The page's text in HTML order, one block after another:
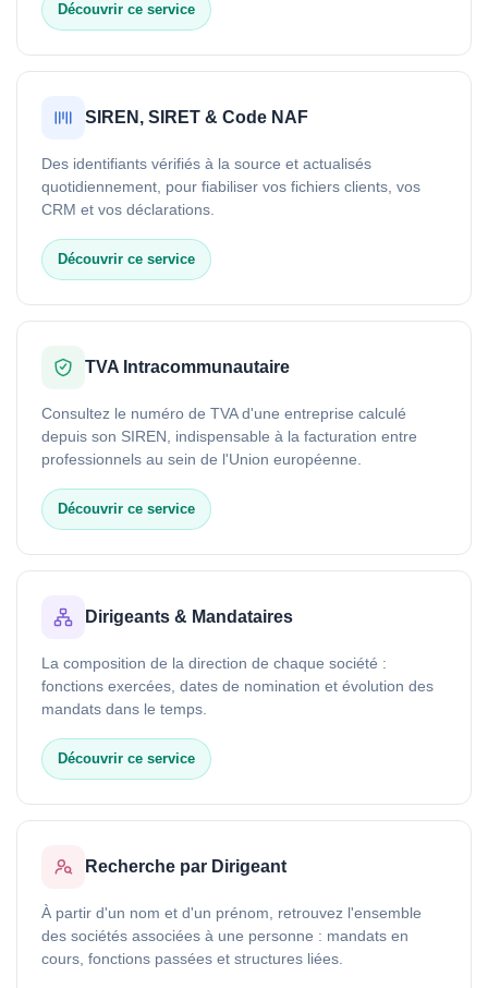
Découvrir ce service
SIREN, SIRET & Code NAF
Des identifiants vérifiés à la source et actualisés
quotidiennement, pour fiabiliser vos fichiers clients, vos
CRM et vos déclarations.
Découvrir ce service
TVA Intracommunautaire
Consultez le numéro de TVA d'une entreprise calculé
depuis son SIREN, indispensable à la facturation entre
professionnels au sein de l'Union européenne.
Découvrir ce service
Dirigeants & Mandataires
La composition de la direction de chaque société :
fonctions exercées, dates de nomination et évolution des
mandats dans le temps.
Découvrir ce service
Recherche par Dirigeant
À partir d'un nom et d'un prénom, retrouvez l'ensemble
des sociétés associées à une personne : mandats en
cours, fonctions passées et structures liées.